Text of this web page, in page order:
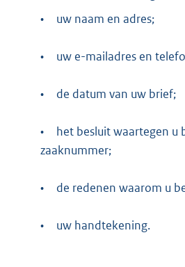
•
uw naam en adres;
• uw e-mailadres en
• de datum van uw brief;
•
het besluit waartegen u
zaaknummer;
• de redenen waarom u
• uw handtekening.